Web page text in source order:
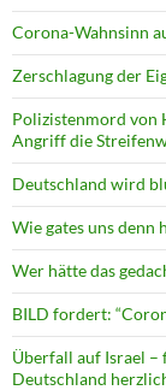
Corona-Wahnsinn
Zerschlagung der
Polizistenmord von
Angriff die
Deutschland wird
Wie gates uns denn
Wer hätte das
BILD fordert:
Überfall auf Israel –
Deutschland